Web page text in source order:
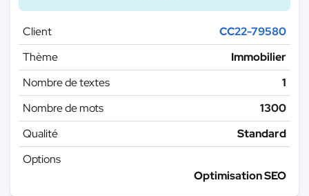
Client
CC22-79580
Thème
Immobilier
Nombre de textes
1
Nombre de mots
1300
Qualité
Standard
Options
Optimisation SEO